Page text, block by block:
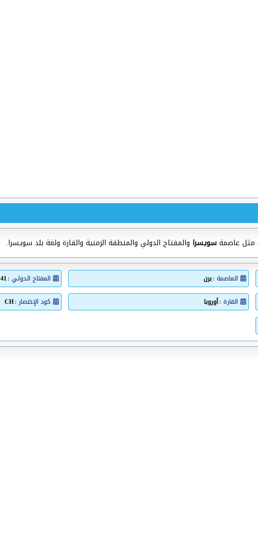
مثل عاصمةسويسرا والمفتاح الدولي والمنطقة الزمنية والقارة ولغة بلد سويسرا.
العاصمة :برن المفتاح الدولي :41+
القارة :أوروبا كود الإختصار :CH